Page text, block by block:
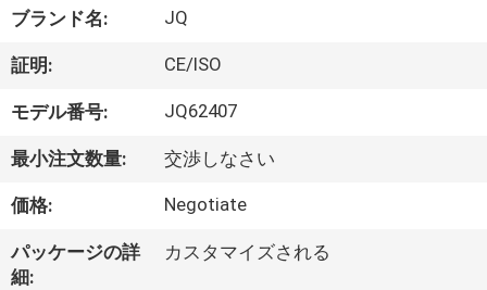
ク
ト
私
に
つ
ブランド名: JQ
証明: CE/ISO
モデル番号: JQ62407
最小注文数量: 交渉しなさい
価格: Negotiate
パッケージの詳
細:
カスタマイズされる